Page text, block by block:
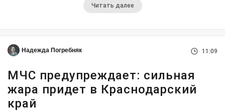
Читать далее
Надежда Погребняк 11:09
МЧС предупреждает: сильная
жара придет в Краснодарский
край